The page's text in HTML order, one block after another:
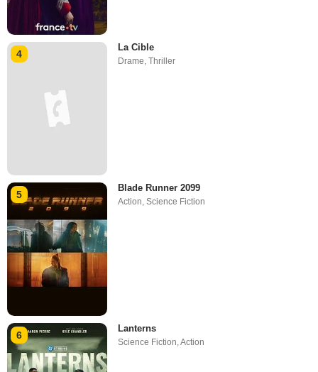
4
La Cible
Drame,Thriller
5
Blade Runner 2099
Action,Science Fiction
6
Lanterns
Science Fiction,Action